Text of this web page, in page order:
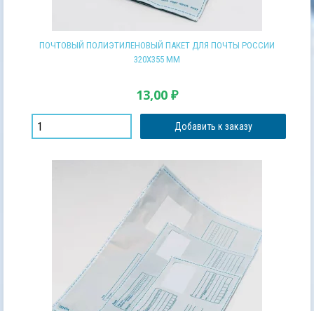
ПОЧТОВЫЙ ПОЛИЭТИЛЕНОВЫЙ ПАКЕТ ДЛЯ ПОЧТЫ РОССИИ
320Х355 ММ
13,00 ₽
Добавить к заказу